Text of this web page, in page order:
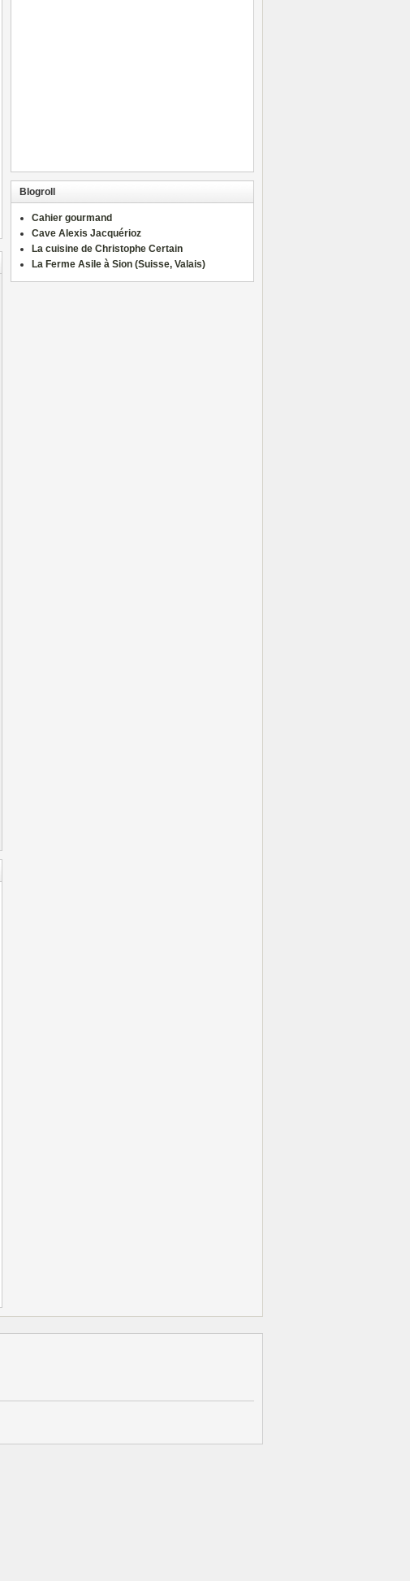
Blogroll
Cahier gourmand
Cave Alexis Jacquérioz
La cuisine de Christophe Certain
La Ferme Asile à Sion (Suisse, Valais)